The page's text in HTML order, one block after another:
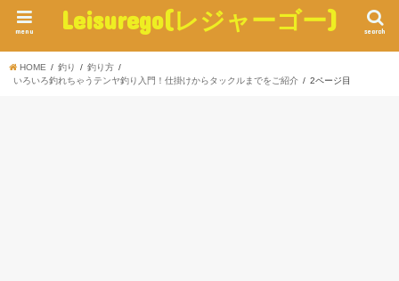
Leisurego(レジャーゴー) search
menu
HOME 釣り
釣り方
いろいろ釣れちゃうテンヤ釣り入門！仕掛けからタックルまでをご紹介
2ページ目